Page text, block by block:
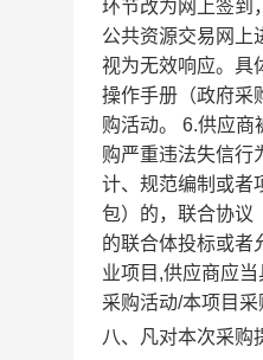
环节改为网上签到
公共资源交易网上
视为无效响应。具
操作手册（政府采
购活动。 6.供应商
购严重违法失信行
计、规范编制或者
包）的，联合协议
的联合体投标或者
业项目,供应商应
采购活动/本项目
八、凡对本次采购